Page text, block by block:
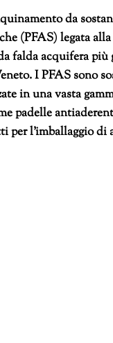
da
(PFAS) legata
falda acquifera più
I PFAS sono
in una vasta
padelle
per l’imballaggio di